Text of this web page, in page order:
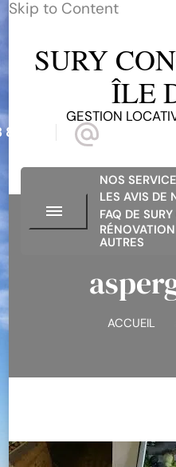
Skip to Content
SURY
ÎLE
GESTION
68
NOS
LES AVIS DE
FAQ DE
AUTRES
ACCUEIL